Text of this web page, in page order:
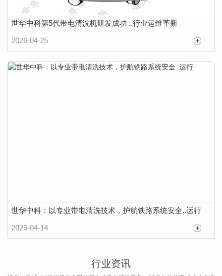
世华中科第5代带电清洗机研发成功 ..行业运维革新
2026-04-25
世华中科：以专业带电清洗技术，护航铁路系统安全..运行
2026-04-14
行业资讯
机房数据中间是当今社会的信息工厂，它处理着